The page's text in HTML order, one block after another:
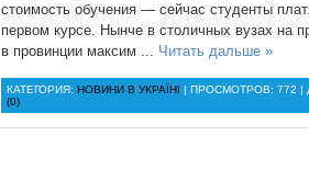
стоимость обучения — сейчас студенты
первом курсе. Нынче в столичных вузах на
в провинции максим ... Читать дальше »
КАТЕГОРИЯ: НОВИНИ В УКРАЇНІ | ПРОСМОТРОВ: 772 |
(0)